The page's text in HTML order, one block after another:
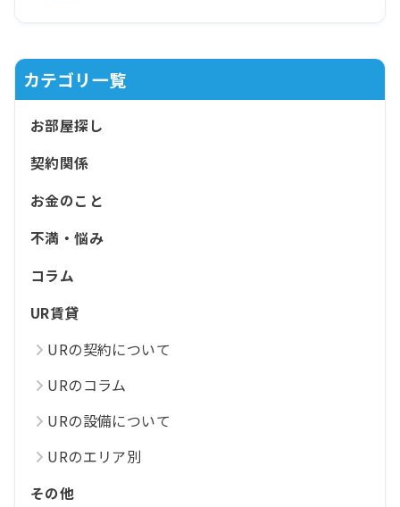
カテゴリ一覧
お部屋探し
契約関係
お金のこと
不満・悩み
コラム
UR賃貸
URの契約について
URのコラム
URの設備について
URのエリア別
その他